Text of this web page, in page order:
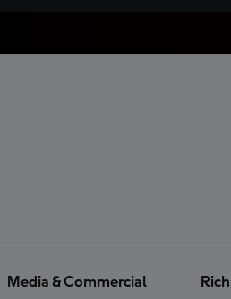
Media & Commercial